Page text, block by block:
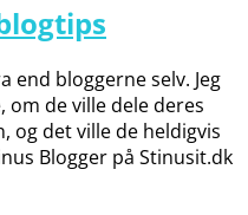
end bloggerne selv. Jeg
de ville dele deres
og det ville de heldigvis
Blogger på Stinusit.dk